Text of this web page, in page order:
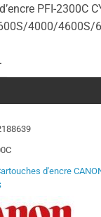
PFI-2300C
4000/4600S/
d'encre
d'encre